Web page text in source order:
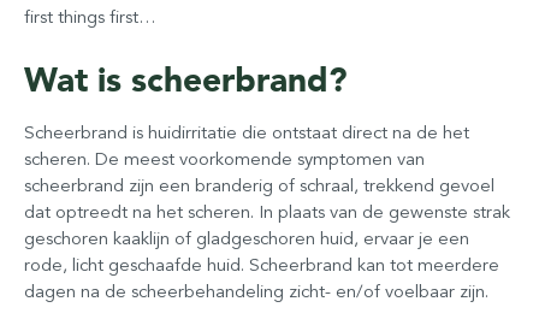
first things first…
Wat is scheerbrand?
Scheerbrand is huidirritatie die ontstaat direct na de het
scheren. De meest voorkomende symptomen van
scheerbrand zijn een branderig of schraal, trekkend gevoel
dat optreedt na het scheren. In plaats van de gewenste strak
geschoren kaaklijn of gladgeschoren huid, ervaar je een
rode, licht geschaafde huid. Scheerbrand kan tot meerdere
dagen na de scheerbehandeling zicht- en/of voelbaar zijn.